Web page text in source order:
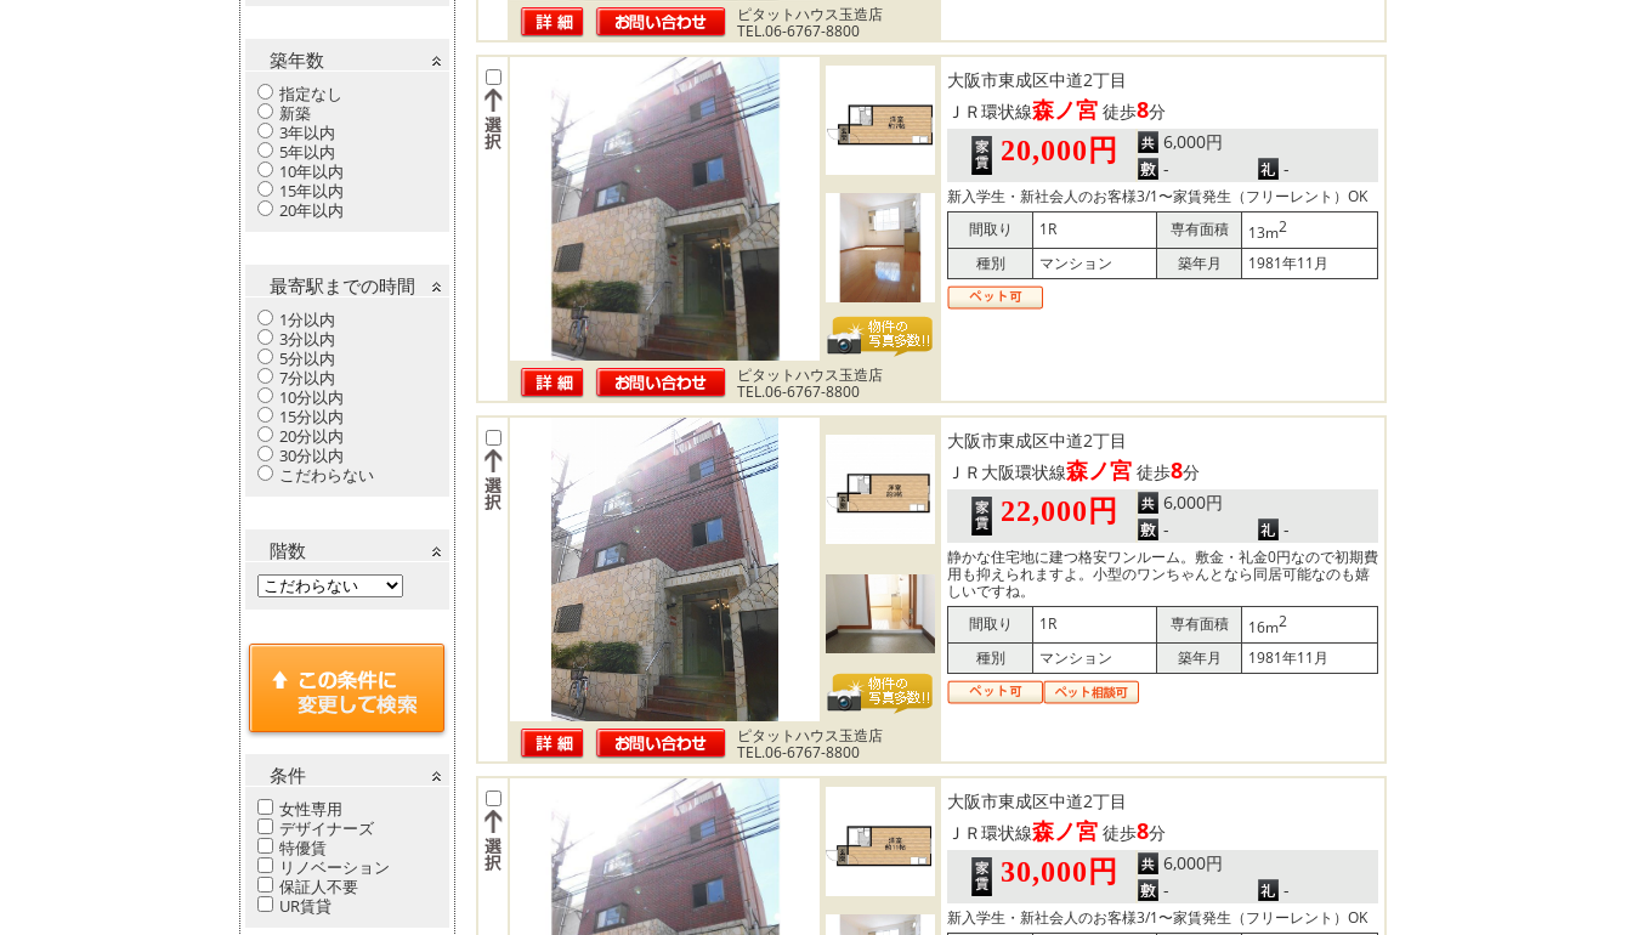
築年数
指定なし
新築
3年以内
5年以内
10年以内
15年以内
20年以内
最寄駅までの時間
1分以内
3分以内
5分以内
7分以内
10分以内
15分以内
20分以内
30分以内
こだわらない
階数
条件
女性専用
デザイナーズ
特優賃
リノベーション
保証人不要
UR賃貸
ピタットハウス玉造店
TEL.06-6767-8800
大阪市東成区中道2丁目
ＪＲ環状線森ノ宮 徒歩8分
20,000円
6,000円
-
-
新入学生・新社会人のお客様3/1〜家賃発生（フリーレント）OK
間取り
1R 専有面積 13m2
種別
マンション 築年月 1981年11月
ピタットハウス玉造店
TEL.06-6767-8800
大阪市東成区中道2丁目
ＪＲ大阪環状線森ノ宮 徒歩8分
22,000円
6,000円
-
-
静かな住宅地に建つ格安ワンルーム。敷金・礼金0円なので初期費
用も抑えられますよ。小型のワンちゃんとなら同居可能なのも嬉
しいですね。
間取り
1R 専有面積 16m2
種別
マンション 築年月 1981年11月
ピタットハウス玉造店
TEL.06-6767-8800
大阪市東成区中道2丁目
ＪＲ環状線森ノ宮 徒歩8分
30,000円
6,000円
-
-
新入学生・新社会人のお客様3/1〜家賃発生（フリーレント）OK